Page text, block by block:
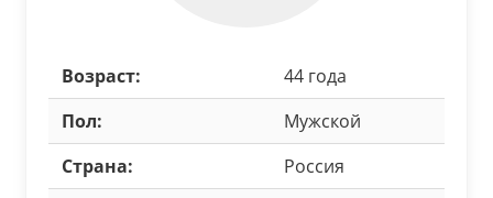
Возраст:
44 года
Пол:
Мужской
Страна:
Россия